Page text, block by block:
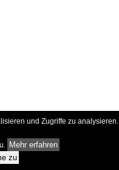
und Zugriffe zu
Mehr erfahren
zu